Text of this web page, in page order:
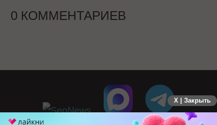
0 КОММЕНТАРИЕВ
X | Закрыть